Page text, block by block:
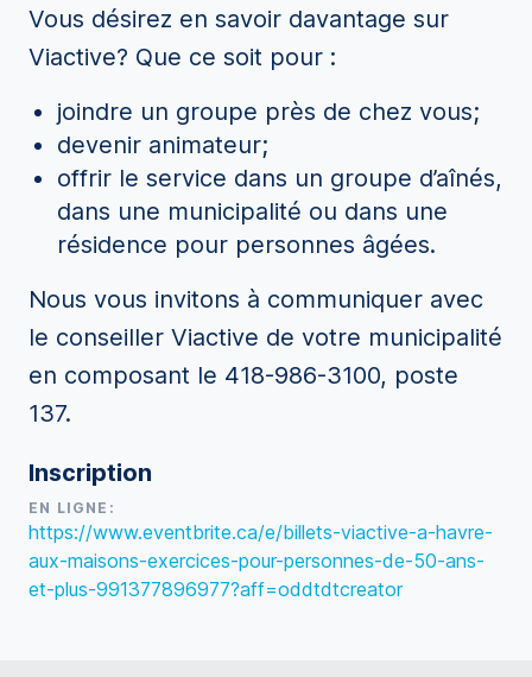
Vous désirez en savoir davantage sur
Viactive? Que ce soit pour :
joindre un groupe près de chez vous;
devenir animateur;
offrir le service dans un groupe d’aînés,
dans une municipalité ou dans une
résidence pour personnes âgées.
Nous vous invitons à communiquer avec
le conseiller Viactive de votre municipalité
en composant le 418-986-3100, poste
137.
Inscription
EN LIGNE:
https://www.eventbrite.ca/e/billets-viactive-a-havre-
aux-maisons-exercices-pour-personnes-de-50-ans-
et-plus-991377896977?aff=oddtdtcreator